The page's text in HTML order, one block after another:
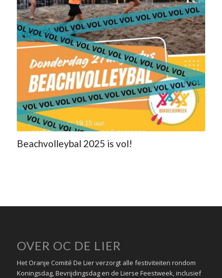
Beachvolleybal 2025 is vol!
OVER OC DE LIER
Het Oranje Comité De Lier verzorgt alle festiviteiten rondom
Koningsdag, Bevrijdingsdag en de Lierse Feestweek, inclusief